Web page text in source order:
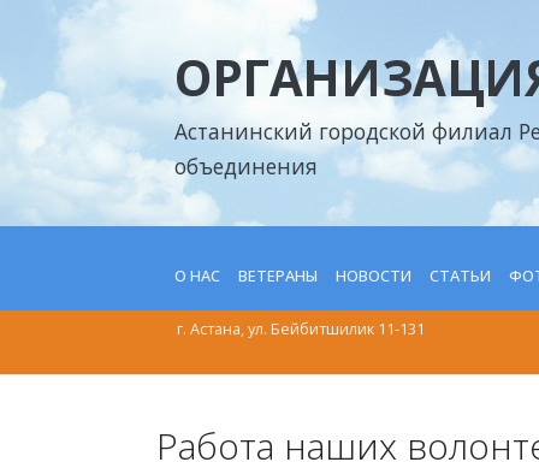
Астанинский городской филиал
объединения
О НАС ВЕТЕРАНЫ НОВОСТИ СТАТЬИ
г. Астана, ул. Бейбитшилик 11-131
Работа наших